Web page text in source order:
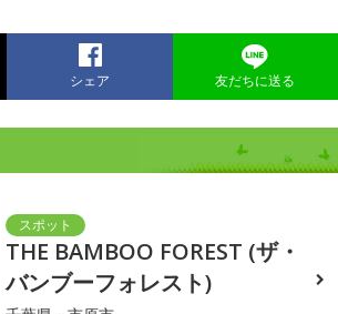
シェア 友だちに送る
THE BAMBOO FOREST (ザ・
バンブーフォレスト)